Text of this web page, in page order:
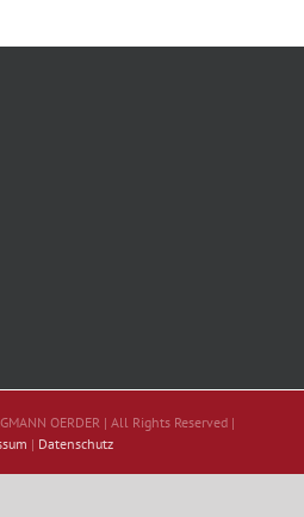
OERDER | All Rights Reserved |
| Datenschutz